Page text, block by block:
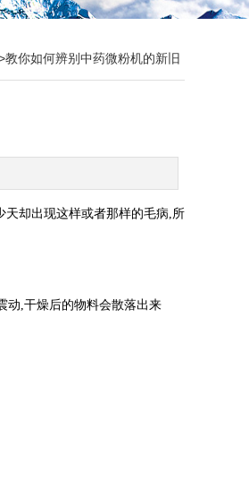
教你如何辨别中药微粉机的新旧
却出现这样或者那样的毛病,所
动,干燥后的物料会散落出来